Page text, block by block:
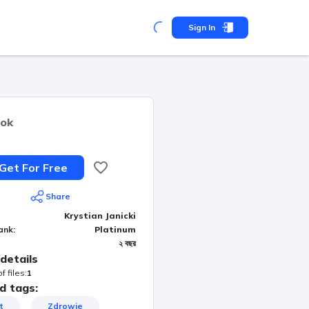
Sign In
For Free
Share
Krystian Janicki
:
Platinum
২ বছর
files:1
tags:
Zdrowie